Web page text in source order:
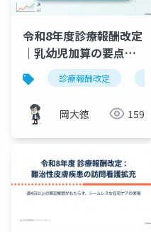
令和8年度診療報酬改定
｜乳幼児加算の要点と
実務への影響を9枚で図
解
診療報酬改定
岡大徳 159